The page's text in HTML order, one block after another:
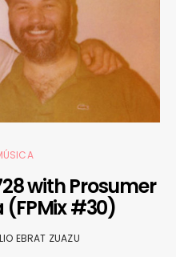
with Prosumer
(FPMix #30)
EBRAT ZUAZU